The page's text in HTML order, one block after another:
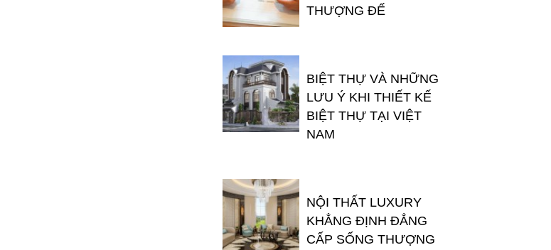
THƯỢNG ĐẾ
BIỆT THỰ VÀ NHỮNG
LƯU Ý KHI THIẾT KẾ
BIỆT THỰ TẠI VIỆT
NAM
NỘI THẤT LUXURY
KHẲNG ĐỊNH ĐẲNG
CẤP SỐNG THƯỢNG